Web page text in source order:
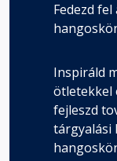
51. fejezet
Fejezet
52. fejezet
Fejezet
Fedezd
Inspiráld
ötletekkel
fejleszd
tárgyalási